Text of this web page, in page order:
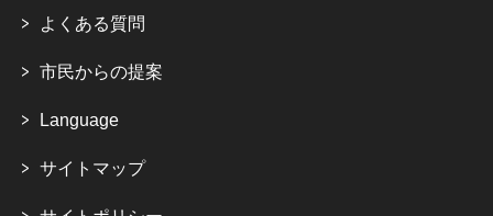
よくある質問
市民からの提案
Language
サイトマップ